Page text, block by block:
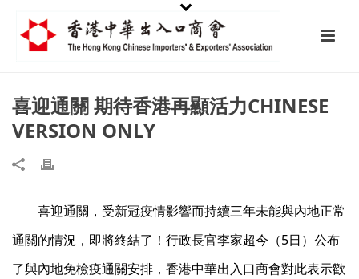
喜迎通關 期待香港再顯活力CHINESE
VERSION ONLY
喜迎通關，受新冠疫情影響而持續三年未能與內地正常
通關的情況，即將終結了！行政長官李家超今（5日）公布
了與內地免檢疫通關安排，香港中華出入口商會對此表示歡